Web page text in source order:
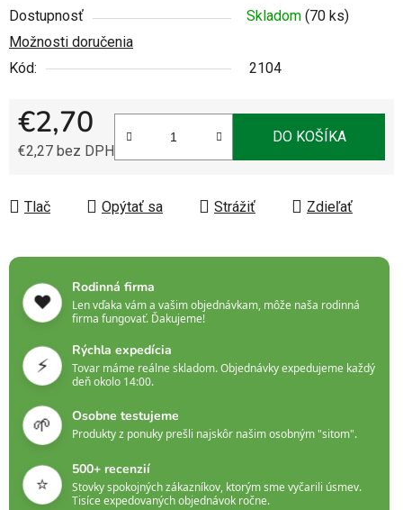
Dostupnosť Skladom (70 ks)
Možnosti doručenia
Kód:
2104
€2,70
€2,27 bez DPH
DO KOŠÍKA
Tlač Opýtať sa Strážiť Zdieľať
❤️
Rodinná firma
Len vďaka vám a vašim objednávkam, môže naša rodinná
firma fungovať. Ďakujeme!
⚡
Rýchla expedícia
Tovar máme reálne skladom. Objednávky expedujeme každý
deň okolo 14:00.
🌱 Osobne testujeme
Produkty z ponuky prešli najskôr našim osobným "sitom".
⭐
500+ recenzií
Stovky spokojných zákazníkov, ktorým sme vyčarili úsmev.
Tisíce expedovaných objednávok ročne.